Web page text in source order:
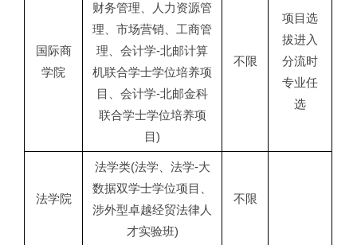
国际商
学院
财务管理、人力资源管
理、市场营销、工商管
理、会计学-北邮计算
机联合学士学位培养项
目、会计学-北邮金科
联合学士学位培养项
目)
不限
项目选
拔进入
分流时
专业任
选
法学院
法学类(法学、法学-大
数据双学士学位项目、
涉外型卓越经贸法律人
才实验班)
不限